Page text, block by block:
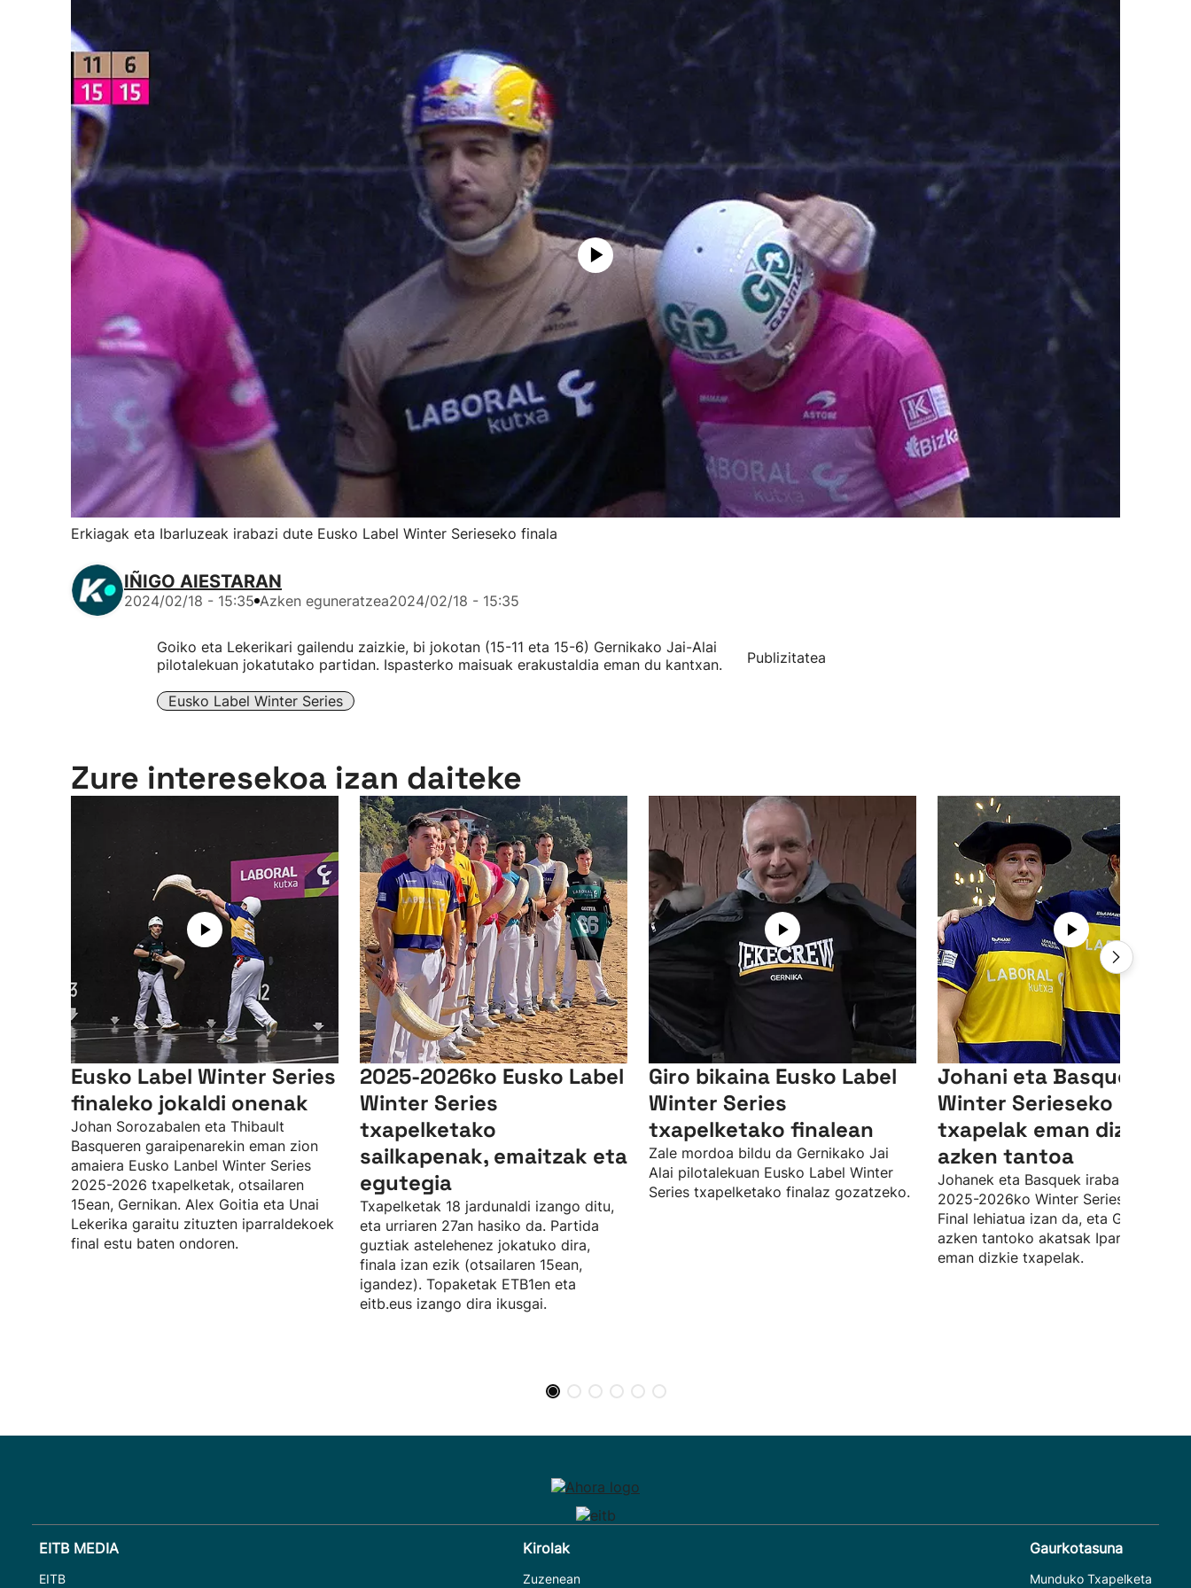
Erkiagak eta Ibarluzeak irabazi dute Eusko Label Winter Serieseko finala
IÑIGO AIESTARAN
2024/02/18 - 15:35 Azken eguneratzea2024/02/18 - 15:35
Goiko eta Lekerikari gailendu zaizkie, bi jokotan (15-11 eta 15-6) Gernikako Jai-Alai
pilotalekuan jokatutako partidan. Ispasterko maisuak erakustaldia eman du kantxan.
Eusko Label Winter Series
Publizitatea
Zure interesekoa izan daiteke
Eusko Label Winter Series
finaleko jokaldi onenak
Johan Sorozabalen eta Thibault
Basqueren garaipenarekin eman zion
amaiera Eusko Lanbel Winter Series
2025-2026 txapelketak, otsailaren
15ean, Gernikan. Alex Goitia eta Unai
Lekerika garaitu zituzten iparraldekoek
final estu baten ondoren.
2025-2026ko Eusko Label
Winter Series
txapelketako
sailkapenak, emaitzak eta
egutegia
Txapelketak 18 jardunaldi izango ditu,
eta urriaren 27an hasiko da. Partida
guztiak astelehenez jokatuko dira,
finala izan ezik (otsailaren 15ean,
igandez). Topaketak ETB1en eta
eitb.eus izango dira ikusgai.
Giro bikaina Eusko Label
Winter Series
txapelketako finalean
Zale mordoa bildu da Gernikako Jai
Alai pilotalekuan Eusko Label Winter
Series txapelketako finalaz gozatzeko.
Johani eta Basqueri
Winter Serieseko
txapelak eman dizkien
azken tantoa
Johanek eta Basquek irabazi dute
2025-2026ko Winter Series
Final lehiatua izan da, eta Goitiaren
azken tantoko akatsak Iparraldekoei
eman dizkie txapelak.
EITB MEDIA
EITB
Kirolak
Zuzenean
Gaurkotasuna
Munduko Txapelketa